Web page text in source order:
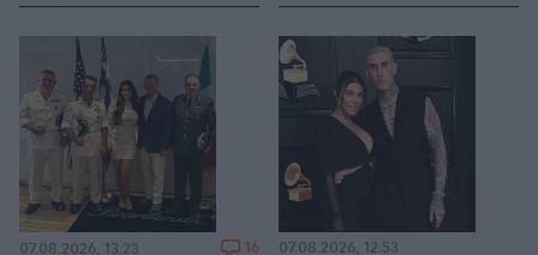
07.08.2026, 13:23 16 07.08.2026, 12:53